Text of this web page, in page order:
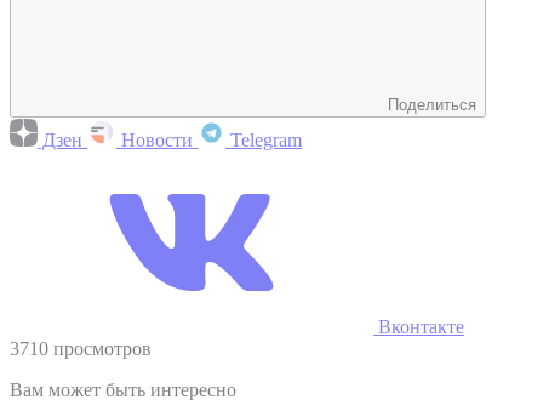
Поделиться
Дзен Новости Telegram
Вконтакте
3710 просмотров
Вам может быть интересно